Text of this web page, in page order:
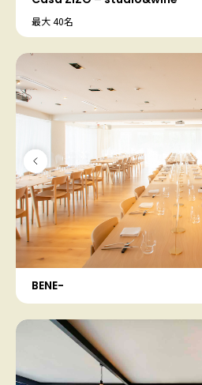
最大 40名
BENE-